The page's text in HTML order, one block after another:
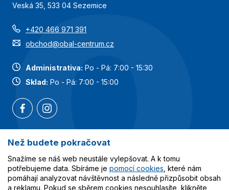
Veská 35, 533 04 Sezemice
+420 466 971 391
obchod@obal-centrum.cz
Administrativa: Po - Pá: 7:00 - 15:30
Sklad: Po - Pá: 7:00 - 15:00
Nejoblíbenější kategorie
Služby
Než budete pokračovat
Snažíme se náš web neustále vylepšovat. A k tomu
potřebujeme data. Sbíráme je pomocí cookies , které nám
pomáhají analyzovat návštěvnost a následně přizpůsobit obsah
a reklamu. Pokud se sběrem cookies nesouhlasíte, klikněte